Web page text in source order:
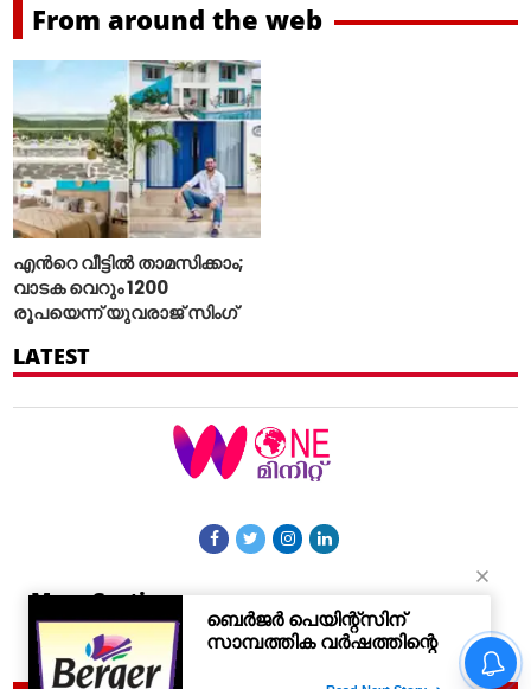
From around the web
എന്‍റെ വീട്ടില്‍ താമസിക്കാം;
വാടക വെറും 1200
രൂപയെന്ന് യുവരാജ് സിംഗ്
LATEST
More Sections
Contact Us